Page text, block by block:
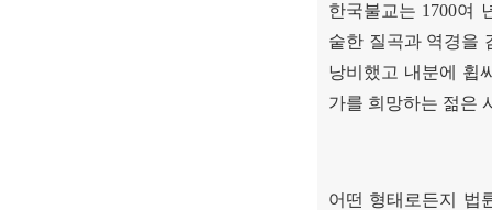
한국불교는 1700여
숱한 질곡과 역경을
낭비했고 내분에 휩
가를 희망하는 젊은
어떤 형태로든지 법